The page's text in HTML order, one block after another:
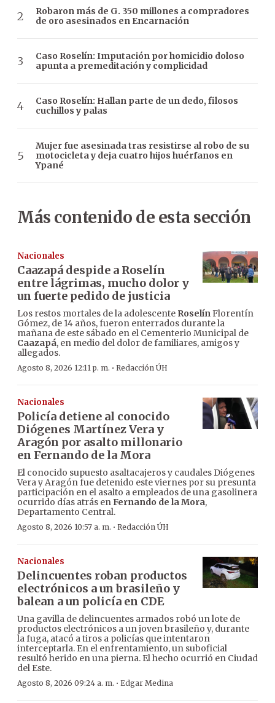
Robaron más de G. 350 millones a compradores
de oro asesinados en Encarnación
Caso Roselín: Imputación por homicidio doloso
apunta a premeditación y complicidad
Caso Roselín: Hallan parte de un dedo, filosos
cuchillos y palas
Mujer fue asesinada tras resistirse al robo de su
motocicleta y deja cuatro hijos huérfanos en
Ypané
Más contenido de esta sección
Nacionales
Caazapá despide a Roselín
entre lágrimas, mucho dolor y
un fuerte pedido de justicia
Los restos mortales de la adolescente RoselínFlorentín
Gómez, de 14 años, fueron enterrados durante la
mañana de este sábado en el Cementerio Municipal de
Caazapá, en medio del dolor de familiares, amigos y
allegados.
Agosto 8, 2026 12:11 p. m. · Redacción ÚH
Nacionales
Policía detiene al conocido
Diógenes Martínez Vera y
Aragón por asalto millonario
en Fernando de la Mora
El conocido supuesto asaltacajeros y caudales Diógenes
Vera y Aragón fue detenido este viernes por su presunta
participación en el asalto a empleados de una gasolinera
ocurrido días atrás enFernando de la Mora,
Departamento Central.
Agosto 8, 2026 10:57 a. m. · Redacción ÚH
Nacionales
Delincuentes roban productos
electrónicos a un brasileño y
balean a un policía en CDE
Una gavilla de delincuentes armados robó un lote de
productos electrónicos a un joven brasileño y, durante
la fuga, atacó a tiros a policías que intentaron
interceptarla. En el enfrentamiento, un suboficial
resultó herido en una pierna. El hecho ocurrió en Ciudad
del Este.
Agosto 8, 2026 09:24 a. m. · Edgar Medina